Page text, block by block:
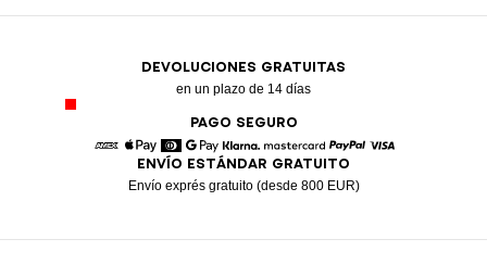
DEVOLUCIONES GRATUITAS
en un plazo de 14 días
PAGO SEGURO
American Express
Apple Pay
DinersGoogle Pay
Klarna MastercardPaypal
ENVÍO ESTÁNDAR GRATUITO
Envío exprés gratuito (desde 800 EUR)